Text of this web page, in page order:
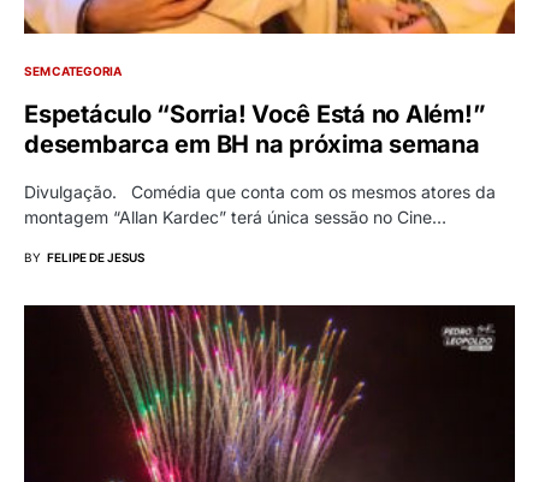
SEM CATEGORIA
Espetáculo “Sorria! Você Está no Além!”
desembarca em BH na próxima semana
Divulgação. Comédia que conta com os mesmos atores da
montagem “Allan Kardec” terá única sessão no Cine…
BY FELIPE DE JESUS